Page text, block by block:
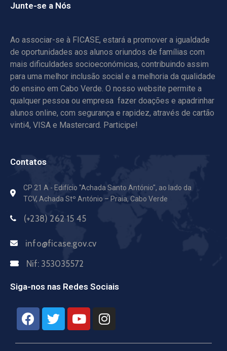
Junte-se a Nós
Ao associar-se à FICASE, estará a promover a igualdade
de oportunidades aos alunos oriundos de famílias com
mais dificuldades socioeconómicas, contribuindo assim
para uma melhor inclusão social e a melhoria da qualidade
do ensino em Cabo Verde. O nosso website permite a
qualquer pessoa ou empresa fazer doações e apadrinhar
alunos online, com segurança e rapidez, através de cartão
vinti4, VISA e Mastercard. Participe!
Contatos
CP 21 A - Edifício "Achada Santo António", ao lado da
TCV, Achada Stº António – Praia, Cabo Verde
(+238) 262 15 45
info@ficase.gov.cv
Nif: 353035572
Siga-nos nas Redes Sociais